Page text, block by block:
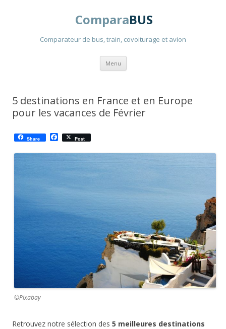
ComparaBUS
Comparateur de bus, train, covoiturage et avion
Menu Aller
contenu
5 destinations en France et en Europe
pour les vacances de Février
Share
a
c
o
Post
©Pixabay
Retrouvez notre sélection des 5 meilleures destinations